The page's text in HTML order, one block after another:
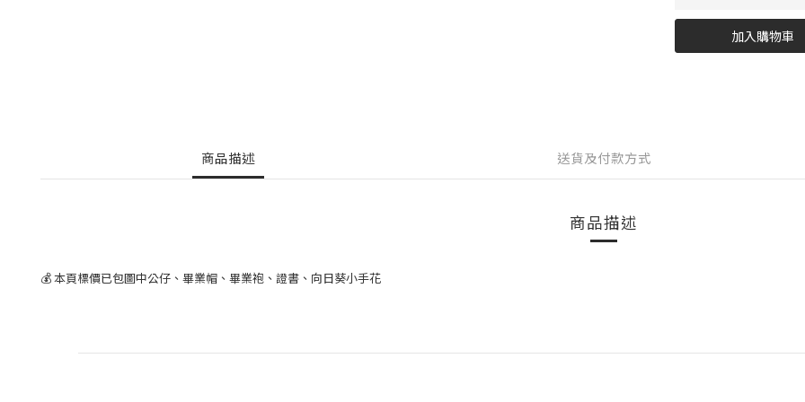
加入購物車
商品描述 送貨及付款方式
商品描述
💰 本頁標價已包圖中公仔、畢業帽、畢業袍、證書、向日葵小手花